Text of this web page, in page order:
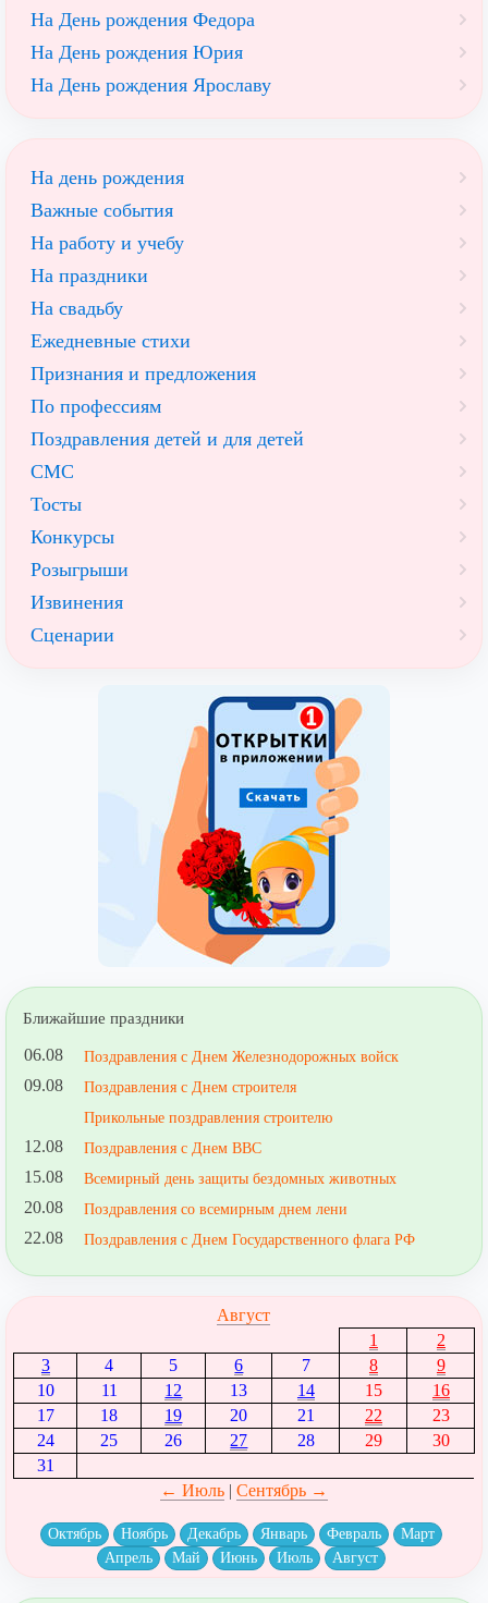
На День рождения Федора
На День рождения Юрия
На День рождения Ярославу
На день рождения
Важные события
На работу и учебу
На праздники
На свадьбу
Ежедневные стихи
Признания и предложения
По профессиям
Поздравления детей и для детей
СМС
Тосты
Конкурсы
Розыгрыши
Извинения
Сценарии
Ближайшие праздники
06.08 Поздравления с Днем Железнодорожных войск
09.08
Поздравления с Днем строителя
Прикольные поздравления строителю
12.08 Поздравления с Днем ВВС
15.08 Всемирный день защиты бездомных животных
20.08 Поздравления со всемирным днем лени
22.08 Поздравления с Днем Государственного флага РФ
Август
1
2
3
4 5 6 7 8
9
10
11 12 13 14 15
16
17
18 19 20 21 22
23
24
25 26 27 28 29
30
31
← Июль| Сентябрь →
Октябрь Ноябрь Декабрь Январь Февраль
Март
Апрель
Май Июнь Июль Август